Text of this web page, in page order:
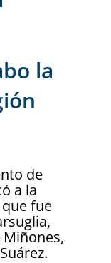
la
de
a la
fue
Miñones,